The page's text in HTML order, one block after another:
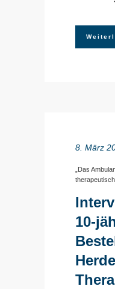
8. März
„Das
10-